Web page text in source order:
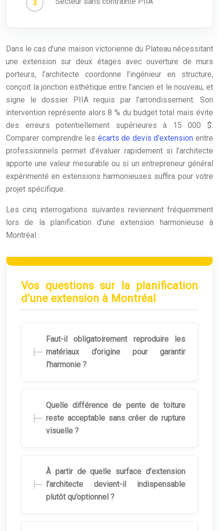
Dans le cas d’une maison victorienne du Plateau nécessitant
une extension sur deux étages avec ouverture de murs
porteurs, l’architecte coordonne l’ingénieur en structure,
conçoit la jonction esthétique entre l’ancien et le nouveau, et
signe le dossier PIIA requis par l’arrondissement. Son
intervention représente alors 8 % du budget total mais évite
des erreurs potentiellement supérieures à 15 000 $.
Comparer comprendre les écarts de devis d’extension entre
professionnels permet d’évaluer rapidement si l’architecte
apporte une valeur mesurable ou si un entrepreneur général
expérimenté en extensions harmonieuses suffira pour votre
projet spécifique.
Les cinq interrogations suivantes reviennent fréquemment
lors de la planification d’une extension harmonieuse à
Montréal :
Vos questions sur la planification
d’une extension à Montréal
Faut-il obligatoirement reproduire les
matériaux d’origine pour garantir
l’harmonie ?
Quelle différence de pente de toiture
reste acceptable sans créer de rupture
visuelle ?
À partir de quelle surface d’extension
l’architecte devient-il indispensable
plutôt qu’optionnel ?